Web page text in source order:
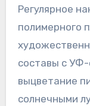
Регулярное
полимерного
составы с
выцветание
солнечными